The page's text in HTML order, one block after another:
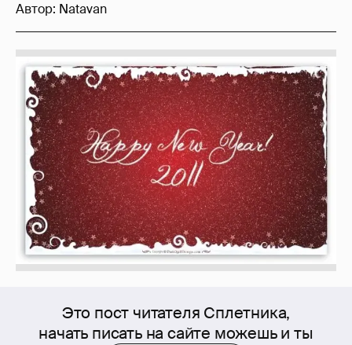
Это пост читателя Сплетника,
начать писать на сайте можешь и ты
Автор: Natavan